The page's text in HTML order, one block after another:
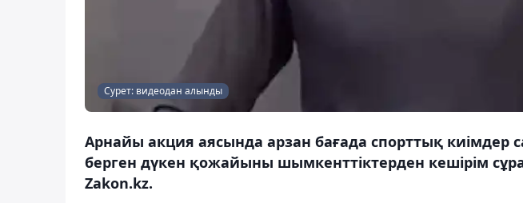
Сурет: видеодан алынды
Арнайы акция аясында арзан бағада спорттық киімдер
берген дүкен қожайыны шымкенттіктерден кешірім
Zakon.kz.